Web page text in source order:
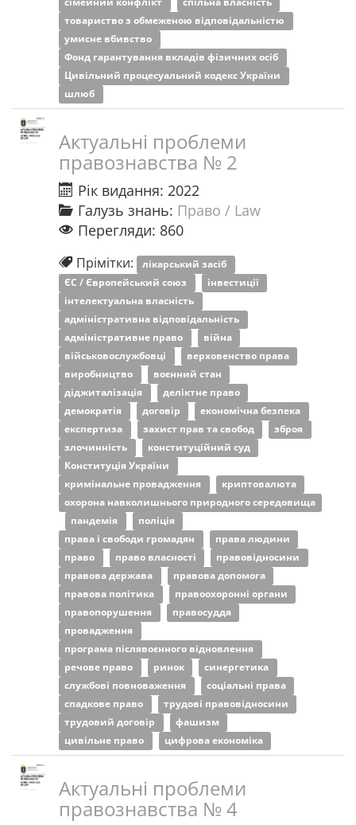
товариство з обмеженою відповідальністю
умисне вбивство
Фонд гарантування вкладів фізичних осіб
Цивільний процесуальний кодекс України
шлюб
Актуальні проблеми
правознавства № 2
Рік видання: 2022
Галузь знань: Право / Law
Перегляди: 860
Прімітки: лікарський засіб
ЄС / Європейський союз
інвестиції
інтелектуальна власність
адміністративна відповідальність
адміністративне право
війна
військовослужбовці
верховенство права
виробництво
воєнний стан
діджиталізація
деліктне право
демократія
договір
економічна безпека
експертиза
захист прав та свобод
зброя
злочинність
конституційний суд
Конституція України
кримінальне провадження
криптовалюта
охорона навколишнього природного середовища
пандемія
поліція
права і свободи громадян
права людини
право
право власності
правовідносини
правова держава
правова допомога
правова політика
правоохоронні органи
правопорушення
правосуддя
провадження
програма післявоєнного відновлення
речове право
ринок
синергетика
службові повноваження
соціальні права
спадкове право
трудові правовідносини
трудовий договір
фашизм
цивільне право
цифрова економіка
Актуальні проблеми
правознавства № 4